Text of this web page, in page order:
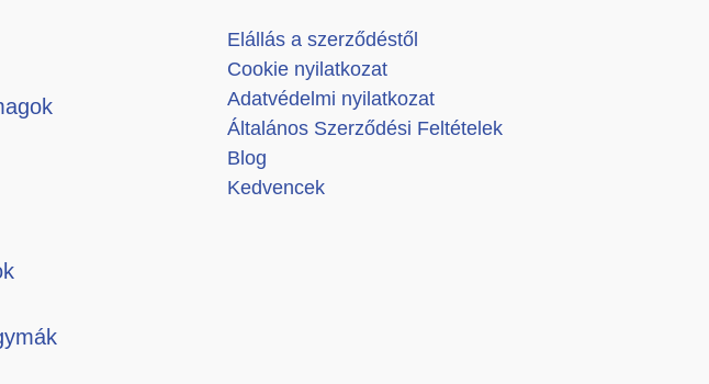
Elállás a szerződéstől
Cookie nyilatkozat
Adatvédelmi nyilatkozat
Általános Szerződési Feltételek
Blog
Kedvencek